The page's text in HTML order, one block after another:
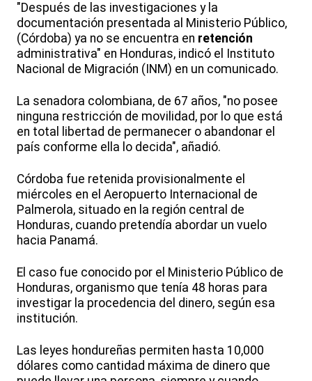
"Después de las investigaciones y la
documentación presentada al Ministerio Público,
(Córdoba) ya no se encuentra en retención
administrativa" en Honduras, indicó el Instituto
Nacional de Migración (INM) en un comunicado.
La senadora colombiana, de 67 años, "no posee
ninguna restricción de movilidad, por lo que está
en total libertad de permanecer o abandonar el
país conforme ella lo decida", añadió.
Córdoba fue retenida provisionalmente el
miércoles en el Aeropuerto Internacional de
Palmerola, situado en la región central de
Honduras, cuando pretendía abordar un vuelo
hacia Panamá.
El caso fue conocido por el Ministerio Público de
Honduras, organismo que tenía 48 horas para
investigar la procedencia del dinero, según esa
institución.
Las leyes hondureñas permiten hasta 10,000
dólares como cantidad máxima de dinero que